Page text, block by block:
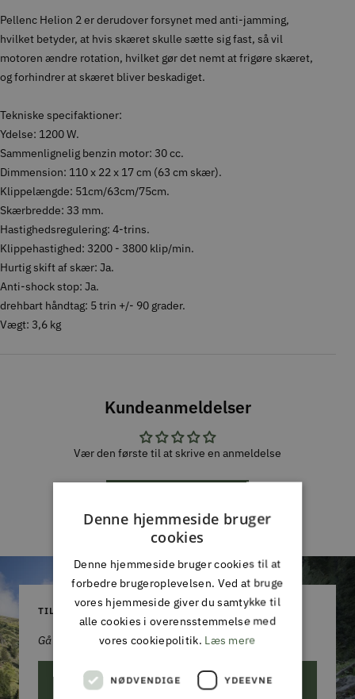
Pellenc Helion 2 er derudover forsynet med anti-jamming,
hvilket betyder, at hvis skæret skulle sætte sig fast, så vil
motoren ændre rotation, hvilket gør det nemt at frigøre skæret,
og forhindrer at skæret bliver beskadiget.
Tekniske specifaktioner:
Ydelse: 1200 W.
Sammenlignelig benzin motor: 30 cc.
Dimmension: 110 x 22 x 17 cm (63 cm skær).
Klippelængde: 51cm/63cm/75cm.
Skærbredde: 33 mm.
Hastighedsregulering: 4-trins.
Klippehastighed: 3200 - 3800 klip/min.
Hurtig skift af skær: Ja.
Anti-shock stop: Ja.
drehbart håndtag: 5 trin +/- 90 grader.
Vægt: 3,6 kg
Kundeanmeldelser
Vær den første til at skrive en anmeldelse
TILMELD DIG VORES NYHEDSBREV
Gå aldrig glip af et godt tilbud!
ABONNER
Denne hjemmeside bruger
cookies
Denne hjemmeside bruger cookies til at
forbedre brugeroplevelsen. Ved at bruge
vores hjemmeside giver du samtykke til
alle cookies i overensstemmelse med
vores cookiepolitik. Læs mere
NØDVENDIGE YDEEVNE